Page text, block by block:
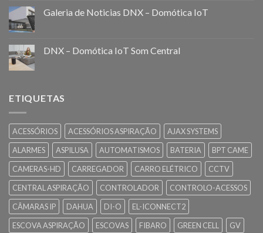
Galeria de Noticias DNX – Domótica IoT
DNX – Domótica IoT Som Central
ETIQUETAS
ACESSÓRIOS ACESSÓRIOS ASPIRAÇÃO
AJAX SYSTEMS
ALARMES
ASPILUSA AUTOMATISMOS BATERIA
BPT CAME
CAMERAS-HD
CARREGADOR CARRO ELÉTRICO
CCTV
CENTRAL ASPIRAÇÃO
CONTROLADOR
CONTROLO-ACESSOS
CÂMARAS IP
DAHUA DI-O
EL-ICONNECT2
ESCOVA ASPIRAÇÃO
ESCOVAS FIBARO GREEN CELL
GV